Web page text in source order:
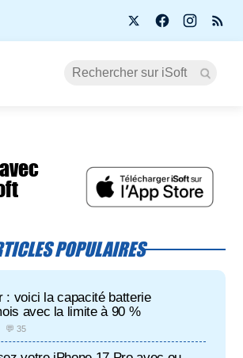
POPULAIRES
: voici la capacité batterie
avec la limite à 90 %
💬 35